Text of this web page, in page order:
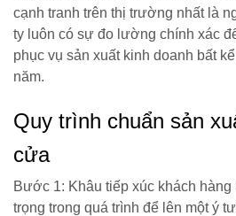
cạnh tranh trên thị trường nhất là
ty luôn có sự đo lường chính xác
phục vụ sản xuất kinh doanh bất
năm.
Quy trình chuẩn sản
cửa
Bước 1: Khâu tiếp xúc khách
trọng trong quá trình để lên một ý